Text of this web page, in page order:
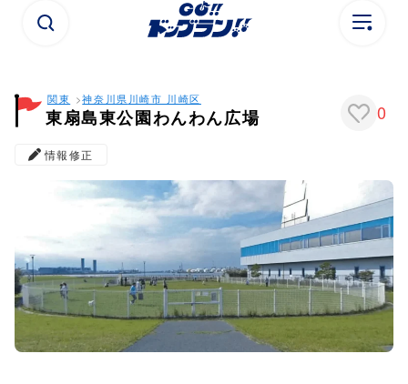
関東 神奈川県 川崎市 川崎区
東扇島東公園わんわん広場 0
情報修正